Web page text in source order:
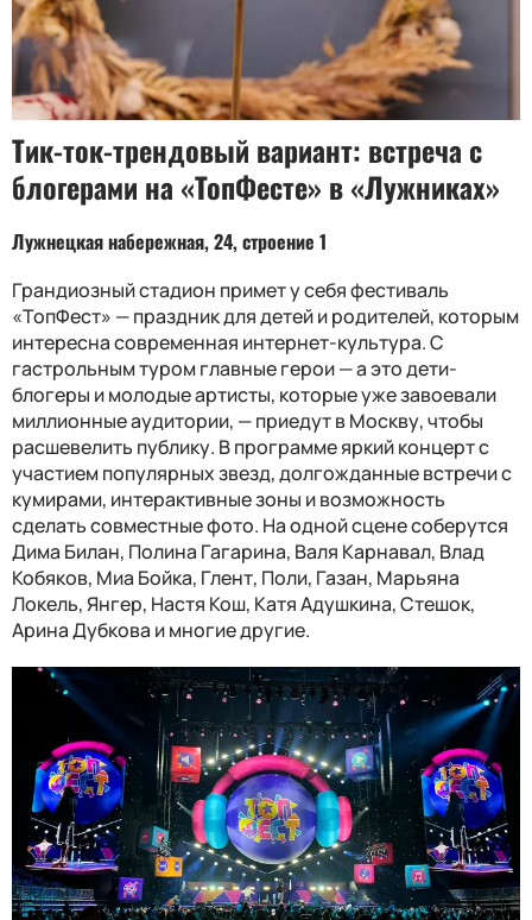
Тик-ток-трендовый вариант: встреча с
блогерами на «ТопФесте» в «Лужниках»
Лужнецкая набережная, 24, строение 1
Грандиозный стадион примет у себя фестиваль
«ТопФест» — праздник для детей и родителей, которым
интересна современная интернет-культура. С
гастрольным туром главные герои — а это дети-
блогеры и молодые артисты, которые уже завоевали
миллионные аудитории, — приедут в Москву, чтобы
расшевелить публику. В программе яркий концерт с
участием популярных звезд, долгожданные встречи с
кумирами, интерактивные зоны и возможность
сделать совместные фото. На одной сцене соберутся
Дима Билан, Полина Гагарина, Валя Карнавал, Влад
Кобяков, Миа Бойка, Глент, Поли, Газан, Марьяна
Локель, Янгер, Настя Кош, Катя Адушкина, Стешок,
Арина Дубкова и многие другие.